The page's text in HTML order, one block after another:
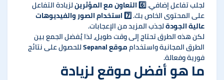
لجلب تفاعل إضافي. 6️⃣
التعاون مع المؤثرينلزيادة التفاعل
على المحتوى الخاص بك. 7️⃣
استخدام الصور والفيديوهات
عالية الجودةلجذب المزيد من الإعجابات.
لكن هذه الطرق تحتاج إلى وقت طويل، لذا يُفضل الجمع بين
الطرق المجانية واستخدامموقع Sepanal
للحصول على نتائج
فورية وفعالة.
ما هو أفضل موقع لزيادة